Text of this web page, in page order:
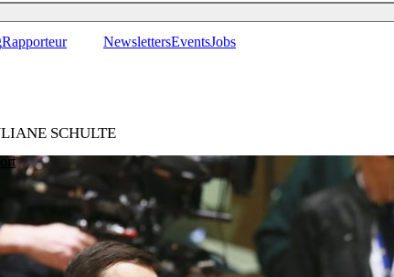
Rapporteur NewslettersEventsJobs
SCHULTE